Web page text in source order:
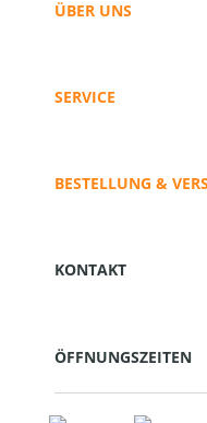
ÜBER UNS
SERVICE
BESTELLUNG &
KONTAKT
ÖFFNUNGSZEITEN